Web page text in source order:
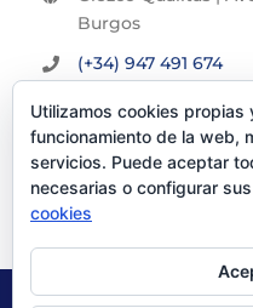
Burgos
(+34) 947 491 674
info@glezco.com
Utilizamos cookies
funcionamiento de la web,
servicios. Puede aceptar
necesarias o configurar
cookies